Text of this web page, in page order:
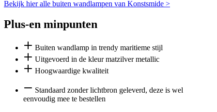
Bekijk hier alle buiten wandlampen van Konstsmide >
Plus-en minpunten
Buiten wandlamp in trendy maritieme stijl
Uitgevoerd in de kleur matzilver metallic
Hoogwaardige kwaliteit
Standaard zonder lichtbron geleverd, deze is wel
eenvoudig mee te bestellen